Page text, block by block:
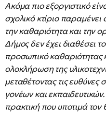
Ακόμα πιο εξοργιστικό
σχολικό κτίριο
την καθαριότητα και την
Δήμος δεν έχει διαθέσει
προσωπικό καθαριότητας
ολοκλήρωση της
μεταθέτοντας τις ευθύνες
γονέων και
πρακτική που υποτιμά